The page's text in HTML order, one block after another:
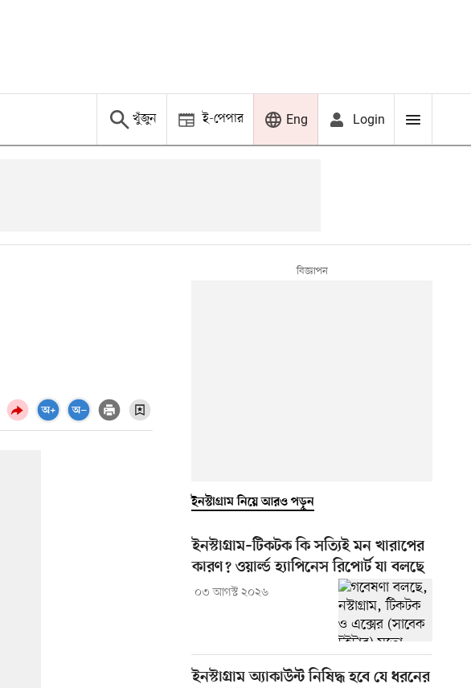
খুঁজুন ই-পেপার Eng Login
ইনস্টাগ্রাম নিয়ে আরও পড়ুন
ইনস্টাগ্রাম–টিকটক কি সত্যিই মন খারাপের
কারণ? ওয়ার্ল্ড হ্যাপিনেস রিপোর্ট যা বলছে
০৩ আগস্ট ২০২৬
ইনস্টাগ্রাম অ্যাকাউন্ট নিষিদ্ধ হবে যে ধরনের